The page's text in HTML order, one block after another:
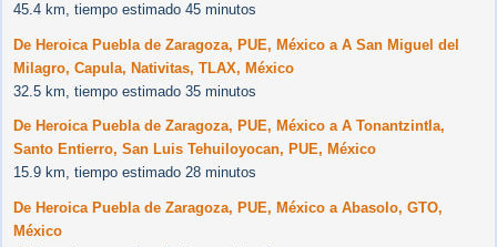
45.4 km, tiempo estimado 45 minutos
De Heroica Puebla de Zaragoza, PUE, México a A San Miguel del
Milagro, Capula, Nativitas, TLAX, México
32.5 km, tiempo estimado 35 minutos
De Heroica Puebla de Zaragoza, PUE, México a A Tonantzintla,
Santo Entierro, San Luis Tehuiloyocan, PUE, México
15.9 km, tiempo estimado 28 minutos
De Heroica Puebla de Zaragoza, PUE, México a Abasolo, GTO,
México